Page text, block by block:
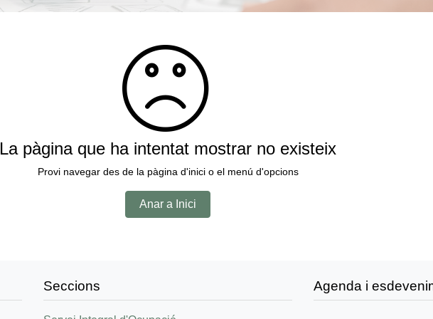
La pàgina que ha intentat mostrar no existeix
Provi navegar des de la pàgina d'inici o el menú d'opcions
Anar a Inici
Seccions Agenda i